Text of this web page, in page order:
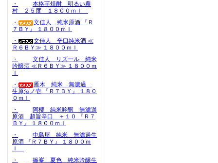
・
本格芋焼酎 明るい農
村 ２５度 １８００ｍｌ
・
文佳人 純米原酒 『Ｒ
７ＢＹ』 １８００ｍｌ
・
文佳人 辛口純米酒 ≪
Ｒ６ＢＹ≫ １８００ｍｌ
・
文佳人 リズール 純米
吟醸酒 ≪Ｒ６ＢＹ≫ １８００ｍ
ｌ
・
雁木 純米 無濾過
生原酒ノ壱 『Ｒ７ＢＹ』 １８０
０ｍｌ
・
阿櫻 純米吟醸 無濾過
原酒 超旨辛口 ＋１０ 『Ｒ７
ＢＹ』 １８００ｍｌ
・
中島屋 純米 無濾過生
原酒 『Ｒ７ＢＹ』 １８００ｍ
ｌ
・
篠峯 夏色 純米吟醸生